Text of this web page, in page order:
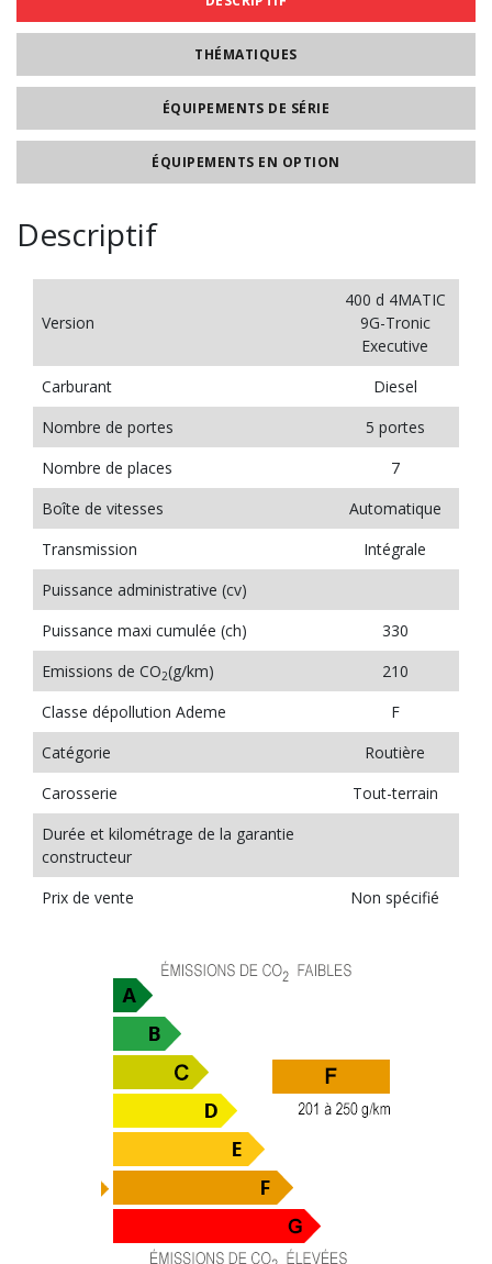
THÉMATIQUES
ÉQUIPEMENTS DE SÉRIE
ÉQUIPEMENTS EN OPTION
Descriptif
Version
400 d 4MATIC
9G-Tronic
Executive
Carburant
Diesel
Nombre de portes
5 portes
Nombre de places
7
Boîte de vitesses
Automatique
Transmission
Intégrale
Puissance administrative (cv)
Puissance maxi cumulée (ch)
330
Emissions de CO2(g/km)
210
Classe dépollution Ademe
F
Catégorie
Routière
Carosserie
Tout-terrain
Durée et kilométrage de la garantie
constructeur
Prix de vente
Non spécifié